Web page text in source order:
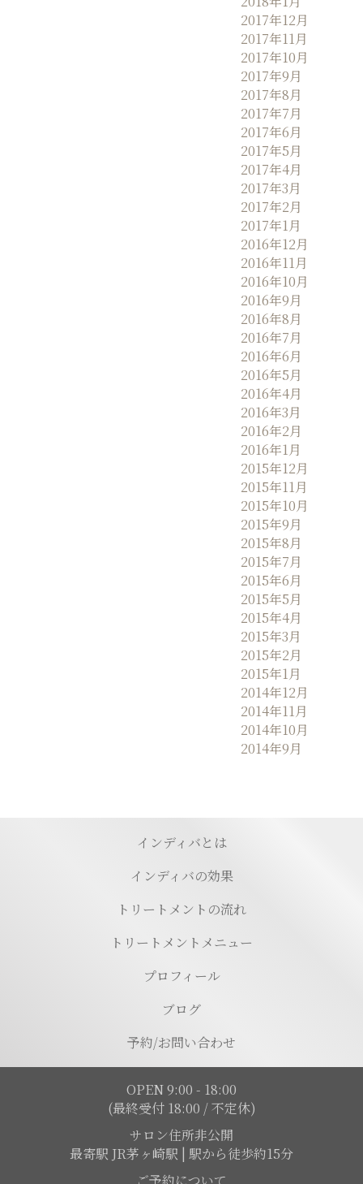
2017年12月
2017年11月
2017年10月
2017年9月
2017年8月
2017年7月
2017年6月
2017年5月
2017年4月
2017年3月
2017年2月
2017年1月
2016年12月
2016年11月
2016年10月
2016年9月
2016年8月
2016年7月
2016年6月
2016年5月
2016年4月
2016年3月
2016年2月
2016年1月
2015年12月
2015年11月
2015年10月
2015年9月
2015年8月
2015年7月
2015年6月
2015年5月
2015年4月
2015年3月
2015年2月
2015年1月
2014年12月
2014年11月
2014年10月
2014年9月
インディバとは
インディバの効果
トリートメントの流れ
トリートメントメニュー
プロフィール
ブログ
予約/お問い合わせ
OPEN 9:00 - 18:00
(最終受付 18:00 / 不定休)
サロン住所非公開
最寄駅 JR茅ヶ崎駅 | 駅から徒歩約15分